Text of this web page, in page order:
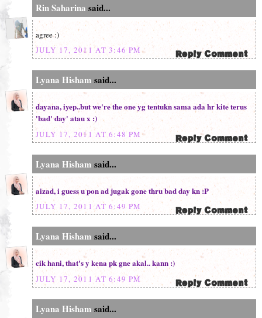
Rin Saharina said...
agree :)
JULY 17, 2011 AT 3:46 PM
Lyana Hisham said...
dayana, iyep..but we're the one yg tentukn sama ada hr kite terus
'bad' day' atau x :)
JULY 17, 2011 AT 6:48 PM
Lyana Hisham said...
aizad, i guess u pon ad jugak gone thru bad day kn :P
JULY 17, 2011 AT 6:49 PM
Lyana Hisham said...
cik hani, that's y kena pk gne akal.. kann :)
JULY 17, 2011 AT 6:49 PM
Lyana Hisham said...